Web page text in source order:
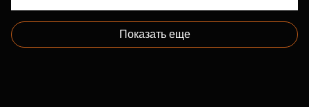
Показать еще